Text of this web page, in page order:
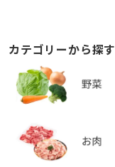
カテゴリーから探す